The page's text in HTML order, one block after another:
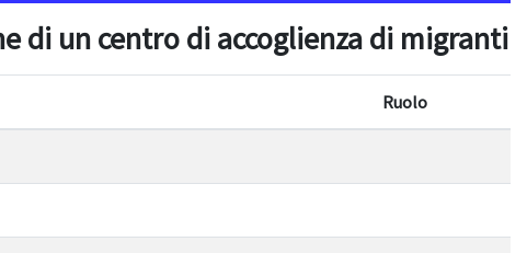
di un centro di accoglienza di migranti
Ruolo